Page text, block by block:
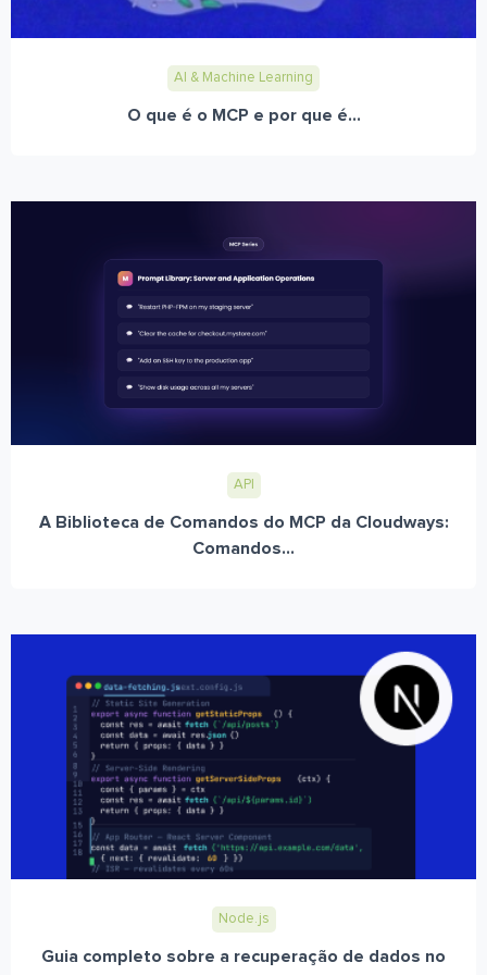
AI & Machine Learning
O que é o MCP e por que é...
API
A Biblioteca de Comandos do MCP da Cloudways:
Comandos...
Node.js
Guia completo sobre a recuperação de dados no